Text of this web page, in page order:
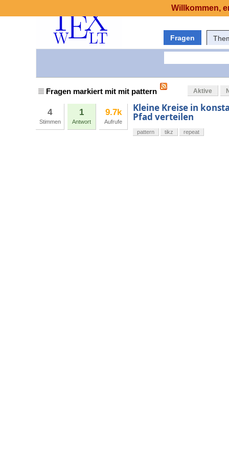
Fragen
Fragen markiert mit mit pattern Aktive
4
Stimmen
1
Antwort
9.7k
Aufrufe
Kleine Kreise in
Pfad verteilen
pattern tikz repeat
Willkommen,